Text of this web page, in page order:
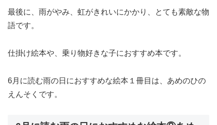
最後に、雨がやみ、虹がきれいにかかり、とても素敵な物
語です。
仕掛け絵本や、乗り物好きな子におすすめ本です。
6月に読む雨の日におすすめな絵本１冊目は、あめのひの
えんそくです。